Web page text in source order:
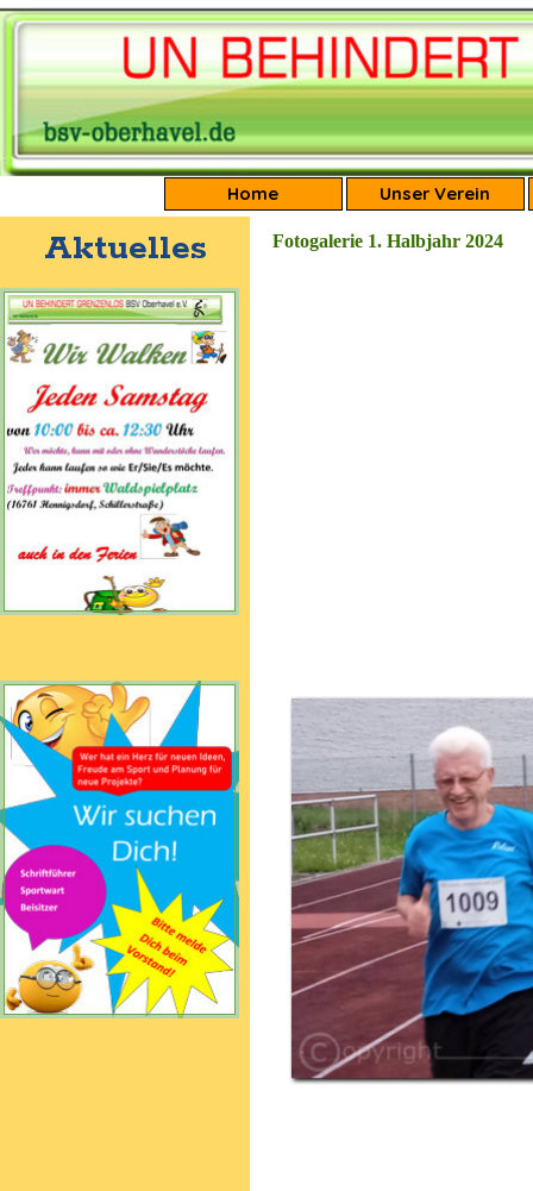
Direkt zum Seiteninhalt
Home Unser Verein
Aktuelles Fotogalerie 1. Halbjahr 2024